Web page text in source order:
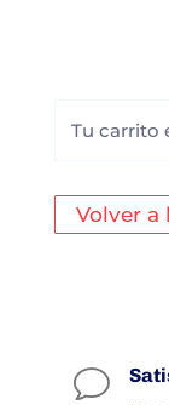
Tu carrito
Volver a
v